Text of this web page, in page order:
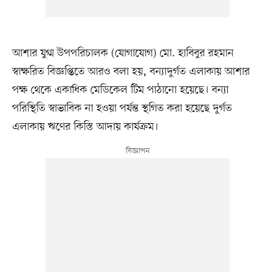
আশার যুগ্ম উপপরিচালক (যোগাযোগ) মো. হাবিবুর রহমান
স্বাক্ষরিত বিজ্ঞপ্তিতে আরও বলা হয়, বন্যাদুর্গত এলাকায় আশার
পক্ষ থেকে একাধিক মেডিকেল টিম পাঠানো হয়েছে। বন্যা
পরিস্থিতি স্বাভাবিক না হওয়া পর্যন্ত স্থগিত করা হয়েছে দুর্গত
এলাকায় ঋণের কিস্তি আদায় কার্যক্রম।